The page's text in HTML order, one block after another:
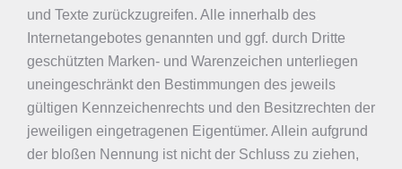
und Texte zurückzugreifen. Alle innerhalb des
Internetangebotes genannten und ggf. durch Dritte
geschützten Marken- und Warenzeichen unterliegen
uneingeschränkt den Bestimmungen des jeweils
gültigen Kennzeichenrechts und den Besitzrechten der
jeweiligen eingetragenen Eigentümer. Allein aufgrund
der bloßen Nennung ist nicht der Schluss zu ziehen,